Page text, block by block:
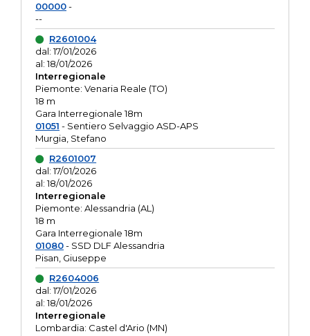
00000-
--
R2601004
dal: 17/01/2026
al: 18/01/2026
Interregionale
Piemonte: Venaria Reale (TO)
18 m
Gara Interregionale 18m
01051 - Sentiero Selvaggio ASD-APS
Murgia, Stefano
R2601007
dal: 17/01/2026
al: 18/01/2026
Interregionale
Piemonte: Alessandria (AL)
18 m
Gara Interregionale 18m
01080- SSD DLF Alessandria
Pisan, Giuseppe
R2604006
dal: 17/01/2026
al: 18/01/2026
Interregionale
Lombardia: Castel d'Ario (MN)